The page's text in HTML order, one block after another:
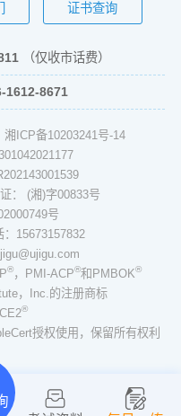
证书查询
（仅收市话费）
1612-8671
湘ICP备10203241号-14
： (湘)字00833号
号
15673157832
®，PMI-ACP®和PMBOK®
，Inc.的注册商标
®
授权使用，保留所有权利